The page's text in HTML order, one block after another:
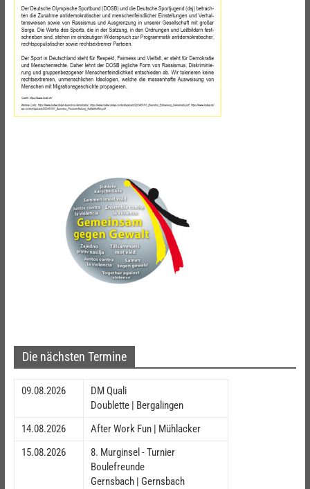
Die nächsten Termine
09.08.2026
DM Quali
Doublette | Bergalingen
14.08.2026
After Work Fun | Mühlacker
15.08.2026
8. Murginsel - Turnier
Boulefreunde
Gernsbach | Gernsbach